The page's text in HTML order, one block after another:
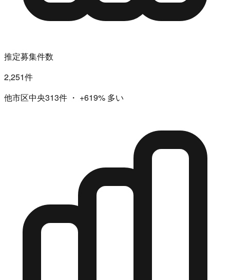
推定募集件数
2,251件
他市区中央313件 ・ +619% 多い